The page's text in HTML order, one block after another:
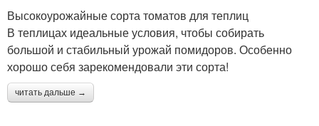
Высокоурожайные сорта томатов для теплиц
В теплицах идеальные условия, чтобы собирать
большой и стабильный урожай помидоров. Особенно
хорошо себя зарекомендовали эти сорта!
читать дальше →